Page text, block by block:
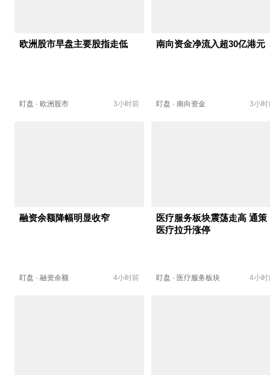
欧洲股市早盘主要股指走低
盯盘 · 欧洲股市 3小时前
南向资金净流入超30亿港元
盯盘 · 南向资金 3小时
融资余额降幅明显收窄
盯盘 · 融资余额 4小时前
医疗服务板块震荡走高 通策
医疗拉升涨停
盯盘 · 医疗服务板块 4小时